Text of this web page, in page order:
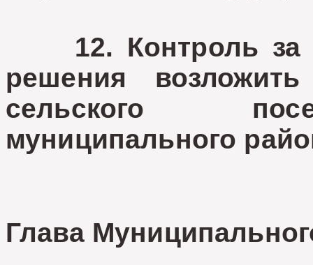
12. Контроль за
решения
сельского
муниципального
Глава